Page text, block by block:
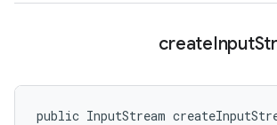
createInput
public InputStream